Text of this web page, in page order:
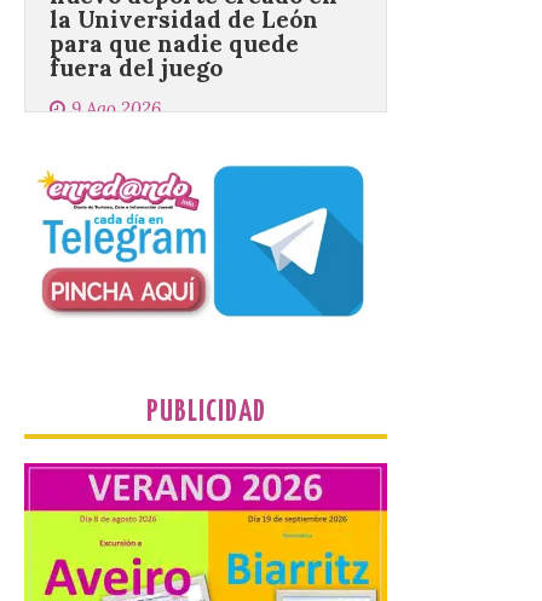
9 Ago 2026
Actividad Física y del
Deporte de la ULE diseña
una propuesta que
combina acción rápida, toma de
decisiones y colaboración estratégica sin
que ningún participante quede excluido
del juego. GEO-Arena nace […]
dispositivo especial para
facilitar la movilidad
Sol del 12 de agosto
9 Ago 2026
Renfe reforzará servicios
PUBLICIDAD